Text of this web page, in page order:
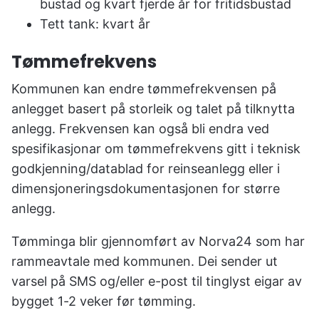
bustad og kvart fjerde år for fritidsbustad
Tett tank: kvart år
Tømmefrekvens
Kommunen kan endre tømmefrekvensen på
anlegget basert på storleik og talet på tilknytta
anlegg. Frekvensen kan også bli endra ved
spesifikasjonar om tømmefrekvens gitt i teknisk
godkjenning/datablad for reinseanlegg eller i
dimensjoneringsdokumentasjonen for større
anlegg.
Tømminga blir gjennomført av Norva24 som har
rammeavtale med kommunen. Dei sender ut
varsel på SMS og/eller e-post til tinglyst eigar av
bygget 1-2 veker før tømming.